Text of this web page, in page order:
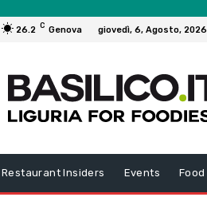
26.2 C Genova giovedì, 6, Agosto, 2026
Restaurant Insiders Events Food